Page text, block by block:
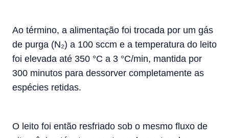
Ao término, a alimentação foi trocada por um gás
de purga (N₂) a 100 sccm e a temperatura do leito
foi elevada até 350 °C a 3 °C/min, mantida por
300 minutos para dessorver completamente as
espécies retidas.
O leito foi então resfriado sob o mesmo fluxo de